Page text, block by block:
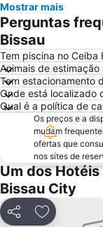
Mostrar mais
Perguntas
Bissau
Tem piscina no Ceiba
Animais de
Tem estacionamento
Onde está localizado
Qual é a política de
Os preços e a
mudam
ofertas que
nos sites de
Um dos
Bissau City
PartilharAdicionar